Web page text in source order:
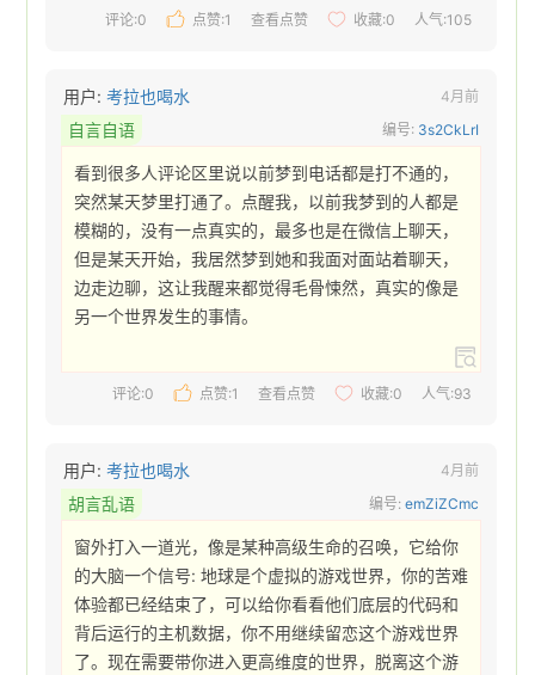
评论:0 点赞:1 查看点赞 收藏:0 人气:105
用户:考拉也喝水 4月前
自言自语 编号: 3s2CkLrI
看到很多人评论区里说以前梦到电话都是打不通的，
突然某天梦里打通了。点醒我，以前我梦到的人都是
模糊的，没有一点真实的，最多也是在微信上聊天，
但是某天开始，我居然梦到她和我面对面站着聊天，
边走边聊，这让我醒来都觉得毛骨悚然，真实的像是
另一个世界发生的事情。
评论:0 点赞:1 查看点赞 收藏:0 人气:93
用户:考拉也喝水 4月前
胡言乱语 编号:emZiZCmc
窗外打入一道光，像是某种高级生命的召唤，它给你
的大脑一个信号: 地球是个虚拟的游戏世界，你的苦难
体验都已经结束了，可以给你看看他们底层的代码和
背后运行的主机数据，你不用继续留恋这个游戏世界
了。现在需要带你进入更高维度的世界，脱离这个游